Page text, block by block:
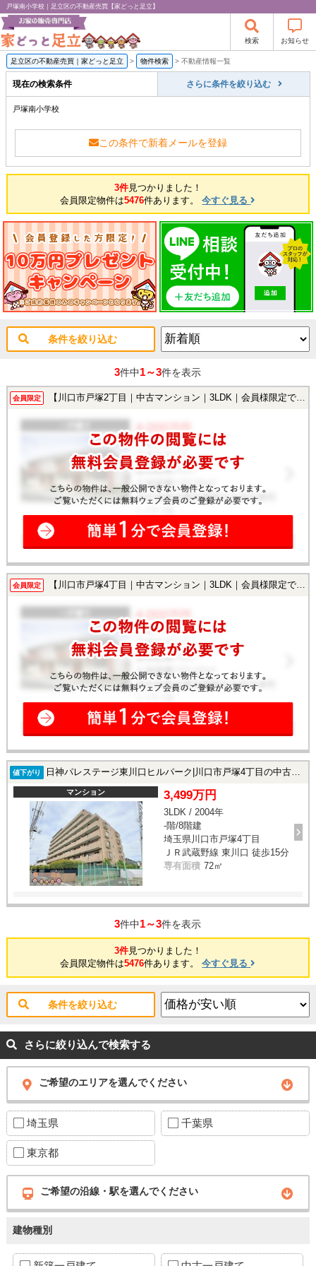
戸塚南小学校｜足立区の不動産売買【家どっと足立】
検索 お知らせ
足立区の不動産売買｜家どっと足立 > 物件検索 > 不動産情報一覧
現在の検索条件 さらに条件を絞り込む
戸塚南小学校
この条件で新着メールを登録
3件見つかりました！
会員限定物件は5476件あります。今すぐ見る
条件を絞り込む
3件中1～3件を表示
会員限定 【川口市戸塚2丁目｜中古マンション｜3LDK｜会員様限定で公開中！】
会員限定 【川口市戸塚4丁目｜中古マンション｜3LDK｜会員様限定で公開中！】
値下がり 日神パレステージ東川口ヒルパーク|川口市戸塚4丁目の中古マンション
マンション 3,499万円
3LDK / 2004年
-階/8階建
埼玉県川口市戸塚4丁目
ＪＲ武蔵野線 東川口 徒歩15分
専有面積 72㎡
3件中1～3件を表示
3件見つかりました！
会員限定物件は5476件あります。今すぐ見る
条件を絞り込む
さらに絞り込んで検索する
ご希望のエリアを選んでください
埼玉県 千葉県
東京都
ご希望の沿線・駅を選んでください
建物種別